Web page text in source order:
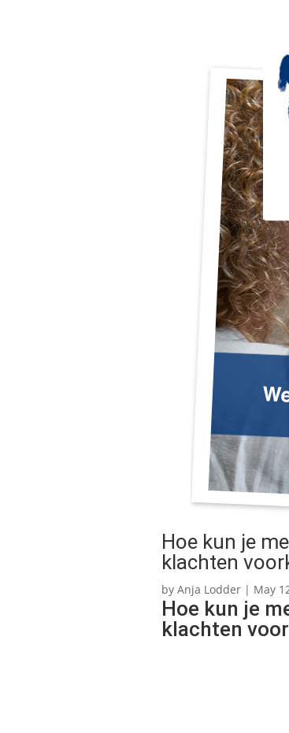
Hoe kun je
klachten
by Anja Lodder | May
Hoe kun je
klachten